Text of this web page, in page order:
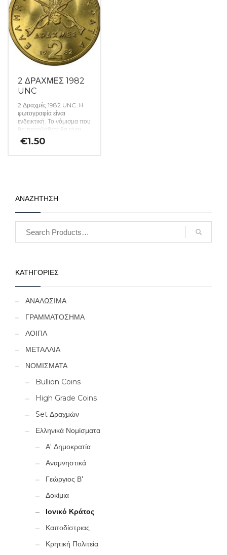
2 ΔΡΑΧΜΕΣ 1982
UNC
2 Δραχμές 1982 UNC. Η
φωτογραφία είναι
ενδεικτική. Το νόμισμα που
θα παραλάβετε θα είναι
αυστηρώς ακυκλοφόρητο
από μασούρι τραπέζης.
€1.50
ΑΝΑΖΗΤΗΣΗ
ΚΑΤΗΓΟΡΙΕΣ
ΑΝΑΛΩΣΙΜΑ
ΓΡΑΜΜΑΤΟΣΗΜΑ
ΛΟΙΠΑ
ΜΕΤΑΛΛΙΑ
ΝΟΜΙΣΜΑΤΑ
Bullion Coins
High Grade Coins
Set Δραχμών
Ελληνικά Νομίσματα
Α' Δημοκρατία
Αναμνηστικά
Γεώργιος Β'
Δοκίμια
Ιονικό Κράτος
Καποδίστριας
Κρητική Πολιτεία